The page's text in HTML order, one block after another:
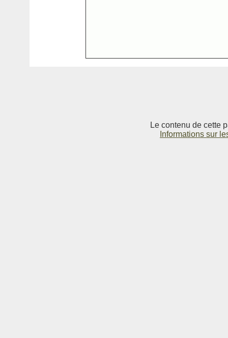
Le contenu de cette
Informations sur